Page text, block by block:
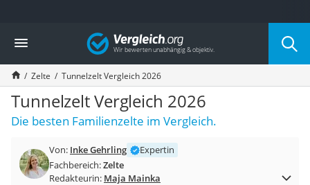
Die beliebtesten Vergleiche nach Kategorie
Freizeit & Sport
Gartentrampolin
Trampolin
Metalldetektor
Eufab-Fahrradträger
Trampolin 366 cm
Aluminium-Koffer
Futterboot
Vergleich
Zelte Tunnelzelt Vergleich 2026
Tunnelzelt Vergleich 2026
Die besten Familienzelte im Vergleich.
Von: Inke Gehrling
Expertin
Fachbereich:Zelte
Redakteurin: Maja Mainka